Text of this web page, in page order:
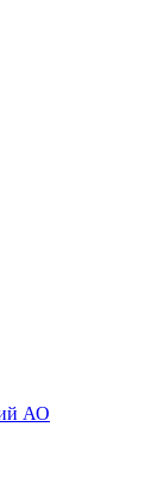
АО